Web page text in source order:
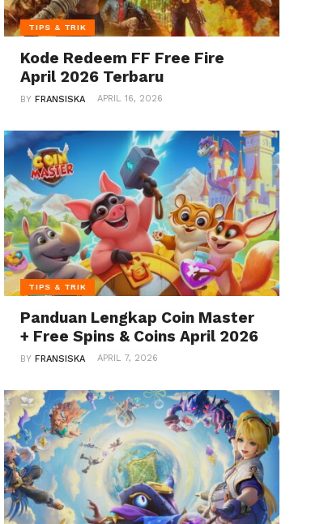
TIPS & TRIK
Kode Redeem FF Free Fire
April 2026 Terbaru
BYFRANSISKA APRIL 16, 2026
TIPS & TRIK
Panduan Lengkap Coin Master
+ Free Spins & Coins April 2026
BYFRANSISKA APRIL 7, 2026